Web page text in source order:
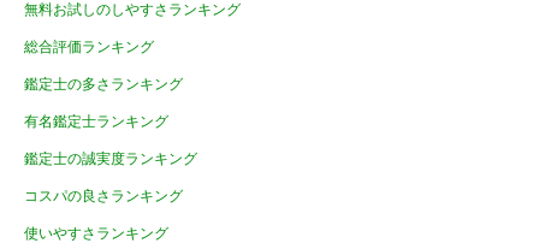
無料お試しのしやすさランキング
総合評価ランキング
鑑定士の多さランキング
有名鑑定士ランキング
鑑定士の誠実度ランキング
コスパの良さランキング
使いやすさランキング